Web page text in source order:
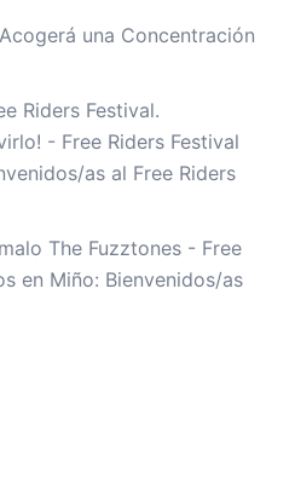
una Concentración
Riders Festival.
- Free Riders Festival
as al Free Riders
The Fuzztones - Free
en Miño: Bienvenidos/as